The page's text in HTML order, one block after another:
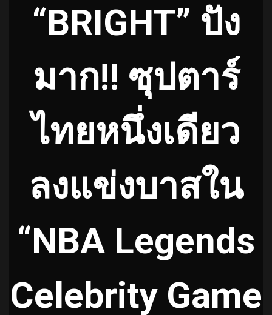
“BRIGHT” ปัง
มาก!! ซุปตาร์
ไทยหนึ่งเดียว
ลงแข่งบาสใน
“NBA Legends
Celebrity Game